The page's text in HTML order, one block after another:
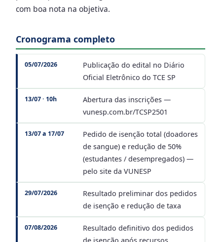
com boa nota na objetiva.
Cronograma completo
05/07/2026
Publicação do edital no Diário
Oficial Eletrônico do TCE SP
13/07 · 10h
Abertura das inscrições —
vunesp.com.br/TCSP2501
13/07 a 17/07
Pedido de isenção total (doadores
de sangue) e redução de 50%
(estudantes / desempregados) —
pelo site da VUNESP
29/07/2026
Resultado preliminar dos pedidos
de isenção e redução de taxa
07/08/2026
Resultado definitivo dos pedidos